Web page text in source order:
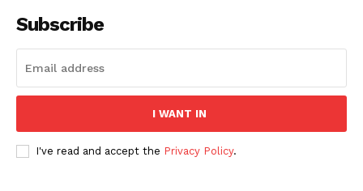
Subscribe
I WANT IN
I've read and accept the Privacy Policy.